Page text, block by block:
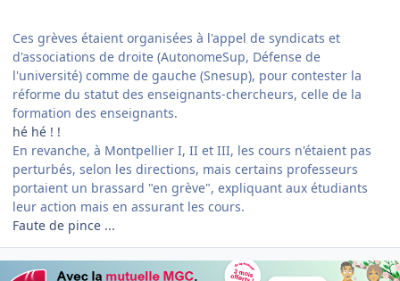
Ces grèves étaient organisées à l'appel de syndicats et
d'associations de droite (AutonomeSup, Défense de
l'université) comme de gauche (Snesup), pour contester la
réforme du statut des enseignants-chercheurs, celle de la
formation des enseignants.
hé hé ! !
En revanche, à Montpellier I, II et III, les cours n'étaient pas
perturbés, selon les directions, mais certains professeurs
portaient un brassard "en grève", expliquant aux étudiants
leur action mais en assurant les cours.
Faute de pince ...